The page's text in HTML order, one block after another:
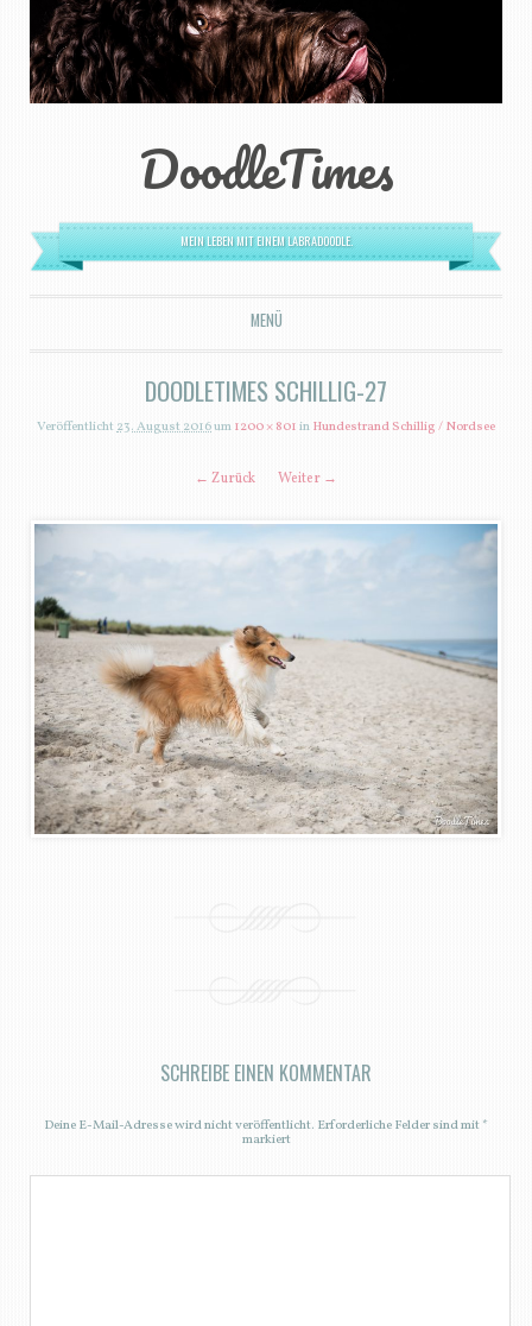
DoodleTimes
MEIN LEBEN MIT EINEM LABRADOODLE.
MENÜ
ZUM INHALT SPRINGEN
DOODLETIMES SCHILLIG-27
Veröffentlicht23. August 2016um1200 × 801inHundestrand Schillig / Nordsee
← Zurück Weiter →
SCHREIBE EINEN KOMMENTAR
Deine E-Mail-Adresse wird nicht veröffentlicht. Erforderliche Felder sind mit*
markiert